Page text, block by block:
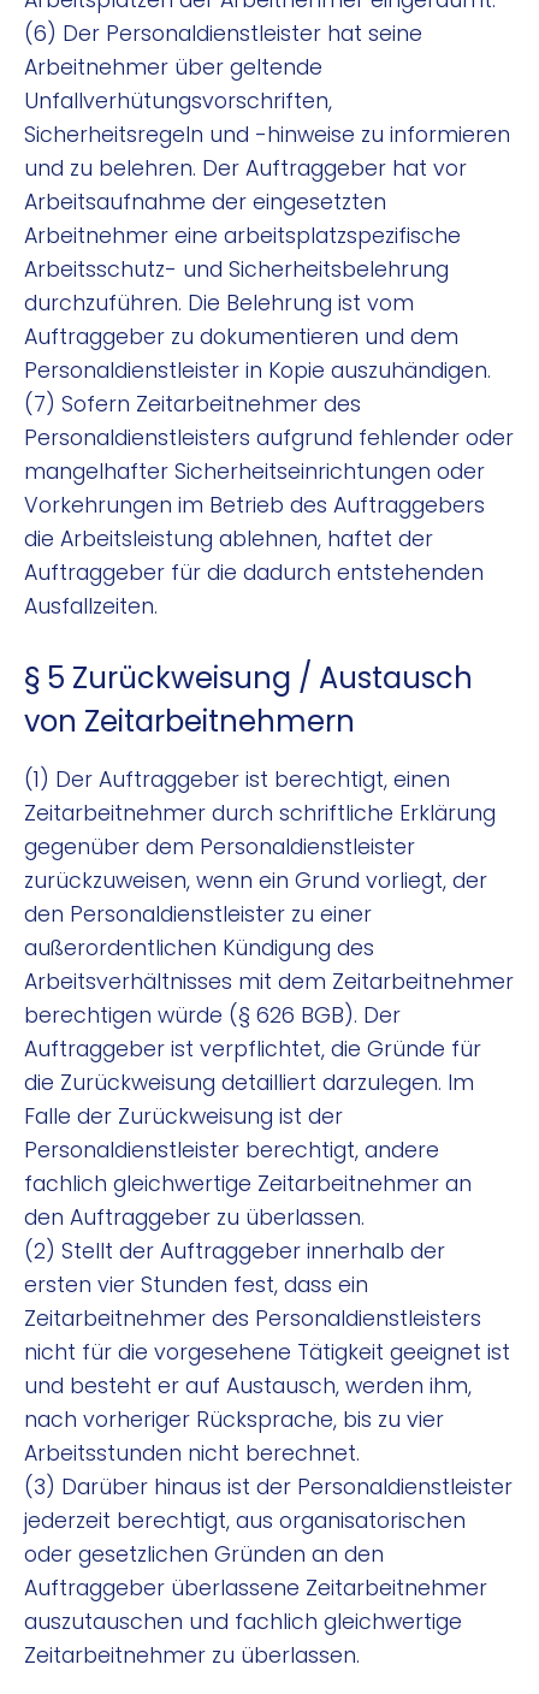
(6) Der Personaldienstleister hat seine
Arbeitnehmer über geltende
Unfallverhütungsvorschriften,
Sicherheitsregeln und -hinweise zu informieren
und zu belehren. Der Auftraggeber hat vor
Arbeitsaufnahme der eingesetzten
Arbeitnehmer eine arbeitsplatzspezifische
Arbeitsschutz- und Sicherheitsbelehrung
durchzuführen. Die Belehrung ist vom
Auftraggeber zu dokumentieren und dem
Personaldienstleister in Kopie auszuhändigen.
(7) Sofern Zeitarbeitnehmer des
Personaldienstleisters aufgrund fehlender oder
mangelhafter Sicherheitseinrichtungen oder
Vorkehrungen im Betrieb des Auftraggebers
die Arbeitsleistung ablehnen, haftet der
Auftraggeber für die dadurch entstehenden
Ausfallzeiten.
§ 5 Zurückweisung / Austausch
von Zeitarbeitnehmern
(1) Der Auftraggeber ist berechtigt, einen
Zeitarbeitnehmer durch schriftliche Erklärung
gegenüber dem Personaldienstleister
zurückzuweisen, wenn ein Grund vorliegt, der
den Personaldienstleister zu einer
außerordentlichen Kündigung des
Arbeitsverhältnisses mit dem Zeitarbeitnehmer
berechtigen würde (§ 626 BGB). Der
Auftraggeber ist verpflichtet, die Gründe für
die Zurückweisung detailliert darzulegen. Im
Falle der Zurückweisung ist der
Personaldienstleister berechtigt, andere
fachlich gleichwertige Zeitarbeitnehmer an
den Auftraggeber zu überlassen.
(2) Stellt der Auftraggeber innerhalb der
ersten vier Stunden fest, dass ein
Zeitarbeitnehmer des Personaldienstleisters
nicht für die vorgesehene Tätigkeit geeignet ist
und besteht er auf Austausch, werden ihm,
nach vorheriger Rücksprache, bis zu vier
Arbeitsstunden nicht berechnet.
(3) Darüber hinaus ist der Personaldienstleister
jederzeit berechtigt, aus organisatorischen
oder gesetzlichen Gründen an den
Auftraggeber überlassene Zeitarbeitnehmer
auszutauschen und fachlich gleichwertige
Zeitarbeitnehmer zu überlassen.